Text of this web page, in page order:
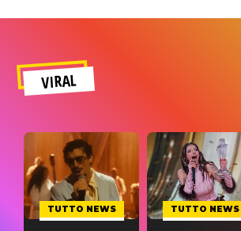
VIRAL
TUTTO NEWS TUTTO NEWS